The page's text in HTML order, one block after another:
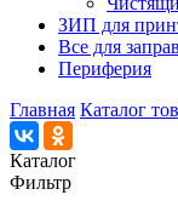
ЗИП для
Все для
Периферия
Главная Каталог
Каталог
Фильтр